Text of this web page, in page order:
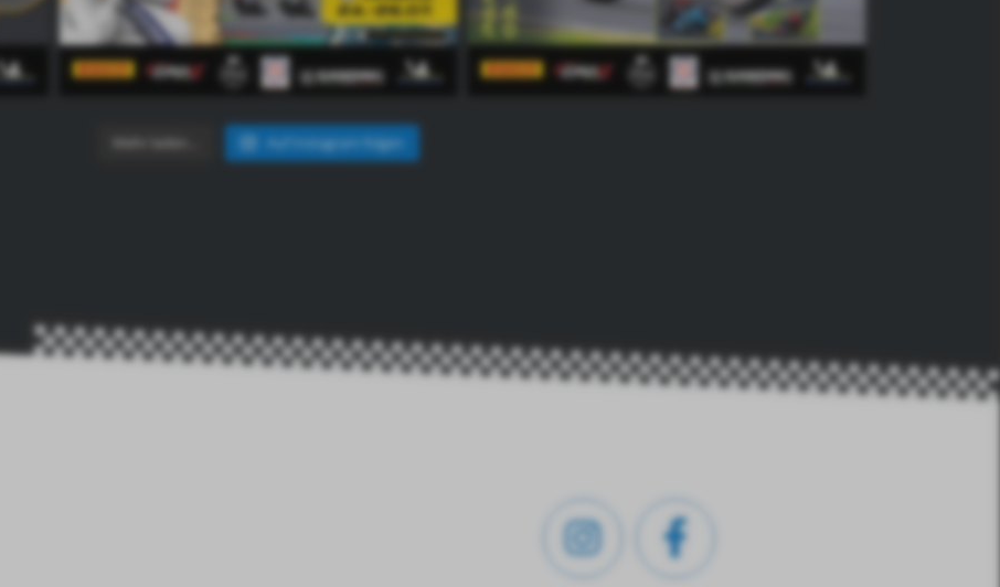
Mehr laden… Auf Instagram folgen